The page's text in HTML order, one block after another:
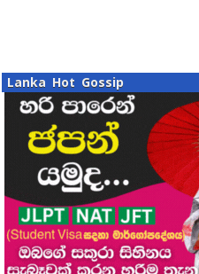
Lanka Hot Gossip